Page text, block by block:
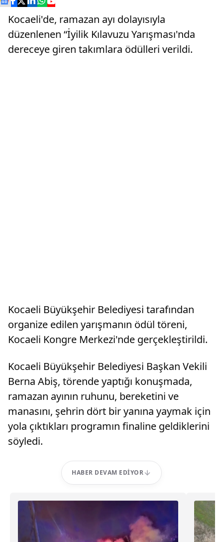
Kocaeli'de, ramazan ayı dolayısıyla
düzenlenen “İyilik Kılavuzu Yarışması'nda
dereceye giren takımlara ödülleri verildi.
Kocaeli Büyükşehir Belediyesi tarafından
organize edilen yarışmanın ödül töreni,
Kocaeli Kongre Merkezi'nde gerçekleştirildi.
Kocaeli Büyükşehir Belediyesi Başkan Vekili
Berna Abiş, törende yaptığı konuşmada,
ramazan ayının ruhunu, bereketini ve
manasını, şehrin dört bir yanına yaymak için
yola çıktıkları programın finaline geldiklerini
söyledi.
HABER DEVAM EDIYOR